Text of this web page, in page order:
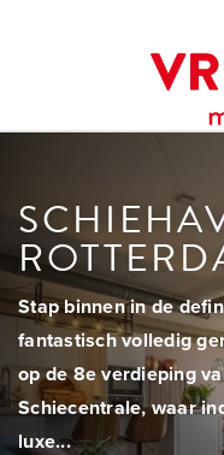
Stap binnen in de
fantastisch volledig
op de 8e verdieping
Schiecentrale, waar
luxe...